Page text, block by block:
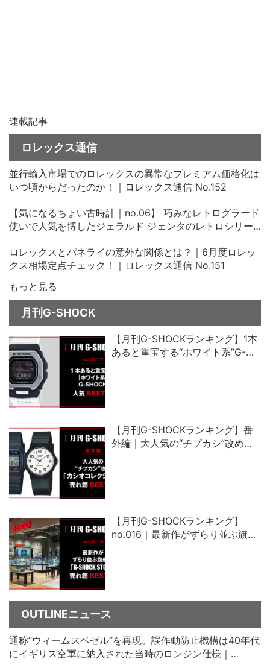
連載記事
ロレックス通信
並行輸入市場でのロレックスの異常なプレミアム価格化は
いつ頃からだったのか！｜ロレックス通信 No.152
【気になるちょい古時計｜no.06】 巧みなレトログラード
使いで人気を博したジェラルド ジェンタのレトロシリー
ロレックスとパネライの意外な関係とは？｜6月度ロレッ
クス相場定点チェック！｜ロレックス通信 No.151
もっと見る
月刊G-SHOCK
【月刊G-SHOCKランキング】1本
あると重宝する“ホワイト系”G-
【月刊G-SHOCKランキング】番
外編｜大人気の“チプカシ”改め、
【月刊G-SHOCKランキング】
no.016｜最新作がずらり並ぶ旗艦
OUTLINEニュース
通称“ウィームスベゼル”を再現。誤作動防止機構は40年代
にイギリス空軍に納入された当時のロンジン仕様｜